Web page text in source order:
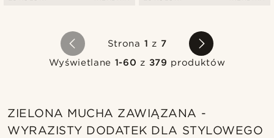
Strona 1 z 7
Wyświetlane 1-60 z 379 produktów
ZIELONA MUCHA ZAWIĄZANA -
WYRAZISTY DODATEK DLA STYLOWEGO